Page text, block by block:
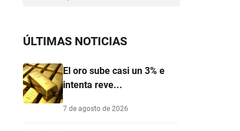
ÚLTIMAS NOTICIAS
El oro sube casi un 3% e
intenta reve...
7 de agosto de 2026